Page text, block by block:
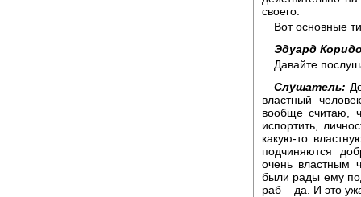
своего.
Вот основные
Эдуард
Давайте
Слушатель:
властный
вообще считаю,
испортить,
какую-то
подчиняются
очень властным
были рады ему
раб – да. И это